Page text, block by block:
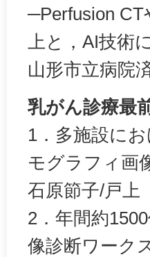
─Perfusion CT
上と，AI技術
山形市立病院
乳がん診療最
1．多施設に
モグラフィ画
石原節子/戸
2．年間約
像診断ワーク